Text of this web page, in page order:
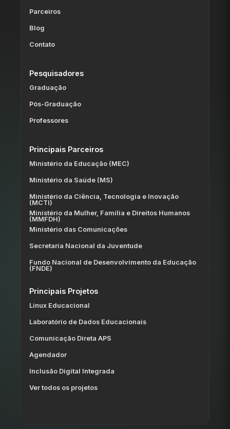
Parceiros
Blog
Contato
Pesquisadores
Graduação
Pós-Graduação
Professores
Principais Parceiros
Ministério da Educação (MEC)
Ministério da Saúde (MS)
Ministério da Ciência, Tecnologia e Inovação
(MCTI)
Ministério da Mulher, Família e Direitos Humanos
(MMFDH)
Ministério das Comunicações
Secretaria Nacional da Juventude
Fundo Nacional de Desenvolvimento da Educação
(FNDE)
Principais Projetos
Linux Educacional
Laboratório de Dados Educacionais
Comunicação Direta APS
Agendador
Inclusão Digital Integrada
Ver todos os projetos